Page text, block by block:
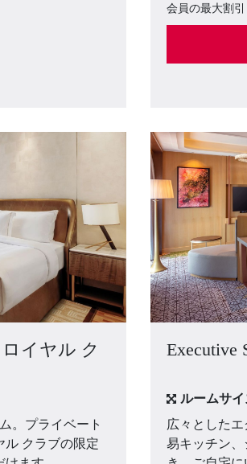
会員の最大割引
イヤル ク
。プライベート
ル クラブの限定
ルームサイ
広々とした
易キッチン